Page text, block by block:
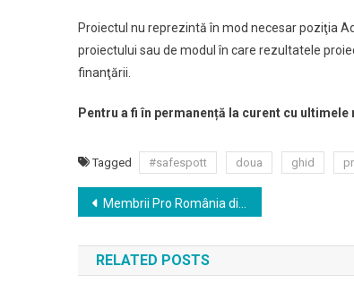
Proiectul nu reprezintă în mod necesar poziţia
proiectului sau de modul în care rezultatele
finanţării.
Pentru a fi în permanență la curent cu
Tagged #safespott doua ghid
Navigare
în
articole
Membrii Pro România din Târgu Neamţ negociază trecerea la USR
RELATED POSTS